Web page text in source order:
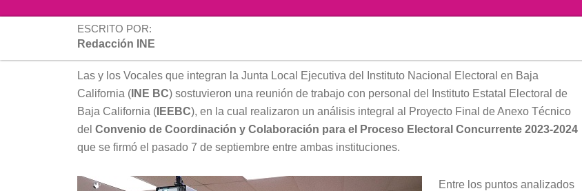
ESCRITO POR:
Redacción INE
Las y los Vocales que integran la Junta Local Ejecutiva del Instituto Nacional Electoral en Baja
California ( INE BC) sostuvieron una reunión de trabajo con personal del Instituto Estatal Electoral de
Baja California ( IEEBC), en la cual realizaron un análisis integral al Proyecto Final de Anexo Técnico
del Convenio de Coordinación y Colaboración para el Proceso Electoral Concurrente 2023-2024
que se firmó el pasado 7 de septiembre entre ambas instituciones.
Entre los puntos analizados